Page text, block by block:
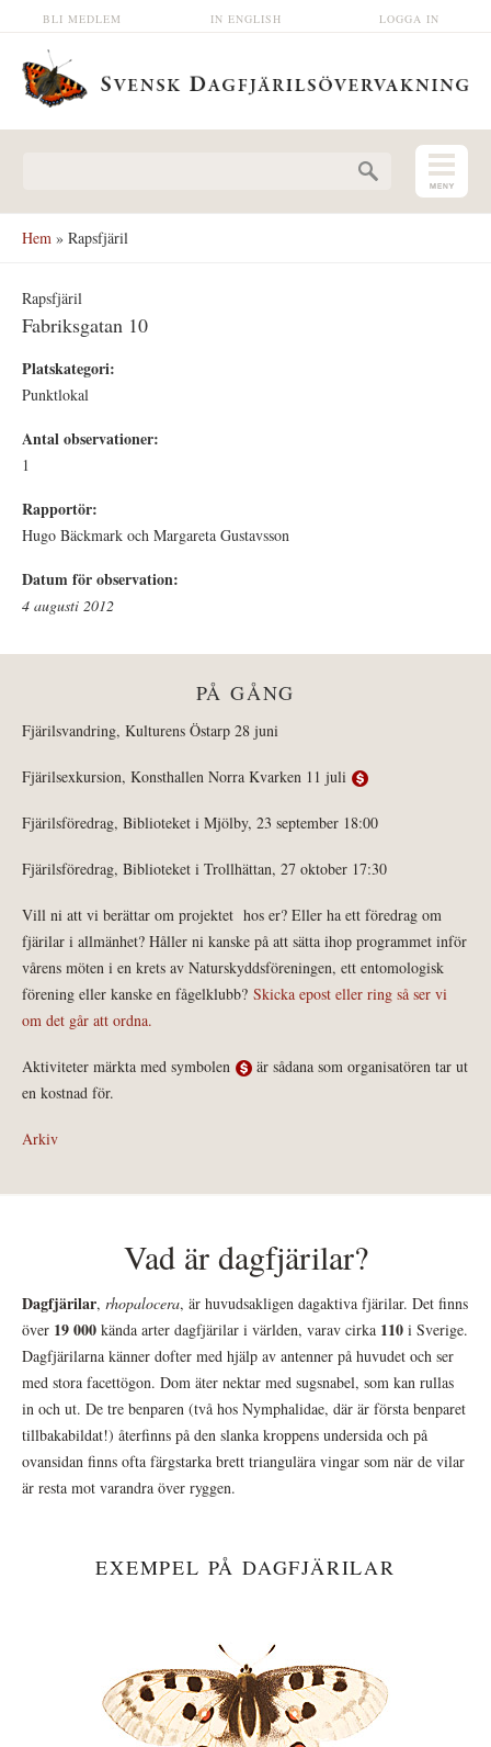
Hoppa till huvudinnehåll LOGGA IN
IN ENGLISH
BLI MEDLEM
Hem » Rapsfjäril
Rapsfjäril
Fabriksgatan 10
Platskategori:
Punktlokal
Antal observationer:
1
Rapportör:
Hugo Bäckmark och Margareta Gustavsson
Datum för observation:
4 augusti 2012
PÅ GÅNG
Fjärilsvandring, Kulturens Östarp 28 juni
Fjärilsexkursion, Konsthallen Norra Kvarken 11 juli
Fjärilsföredrag, Biblioteket i Mjölby, 23 september 18:00
Fjärilsföredrag, Biblioteket i Trollhättan, 27 oktober 17:30
Vill ni att vi berättar om projektet hos er? Eller ha ett föredrag om
fjärilar i allmänhet? Håller ni kanske på att sätta ihop programmet inför
vårens möten i en krets av Naturskyddsföreningen, ett entomologisk
förening eller kanske en fågelklubb? Skicka epost eller ring så ser vi
om det går att ordna.
Aktiviteter märkta med symbolen
är sådana som organisatören tar ut
en kostnad för.
Arkiv
Vad är dagfjärilar?
Dagfjärilar, rhopalocera, är huvudsakligen dagaktiva fjärilar. Det finns
över 19 000 kända arter dagfjärilar i världen, varav cirka 110 i Sverige.
Dagfjärilarna känner dofter med hjälp av antenner på huvudet och ser
med stora facettögon. Dom äter nektar med sugsnabel, som kan rullas
in och ut. De tre benparen (två hos Nymphalidae, där är första benparet
tillbakabildat!) återfinns på den slanka kroppens undersida och på
ovansidan finns ofta färgstarka brett triangulära vingar som när de vilar
är resta mot varandra över ryggen.
EXEMPEL PÅ DAGFJÄRILAR